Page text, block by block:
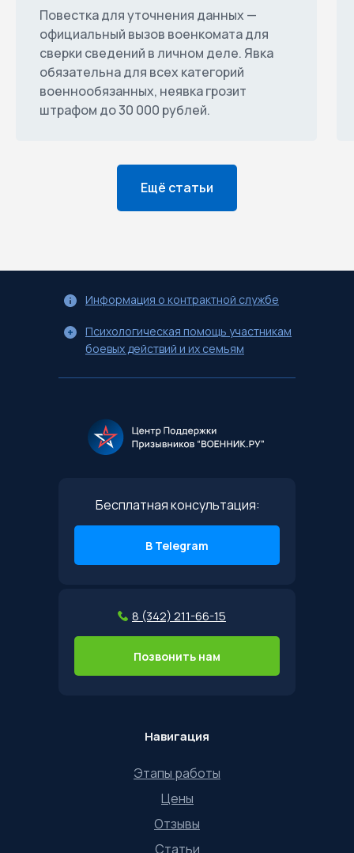
Повестка для уточнения данных —
официальный вызов военкомата для
сверки сведений в личном деле. Явка
обязательна для всех категорий
военнообязанных, неявка грозит
штрафом до 30 000 рублей.
Ещё статьи
Отзывы
Цены
Статьи
Навигация
Этапы работы
Бесплатная консультация:
В Telegram
8 (342) 211-66-15
Позвонить нам
Информация о контрактной службе
Психологическая помощь участникам
боевых действий и их семьям